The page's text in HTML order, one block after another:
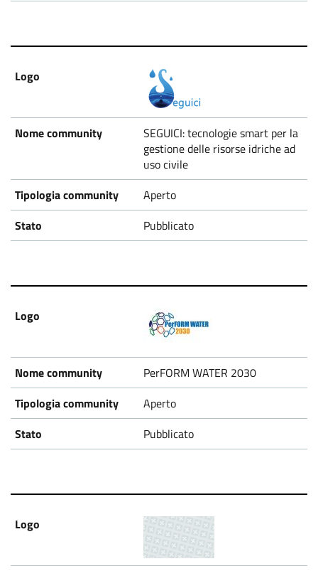
SEGUICI: tecnologie smart per la
gestione delle risorse idriche ad
uso civile
Aperto
Pubblicato
PerFORM WATER 2030
Aperto
Pubblicato